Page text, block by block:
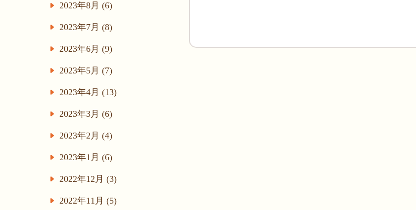
2023年8月 (6)
2023年7月 (8)
2023年6月 (9)
2023年5月 (7)
2023年4月 (13)
2023年3月 (6)
2023年2月 (4)
2023年1月 (6)
2022年12月 (3)
2022年11月 (5)